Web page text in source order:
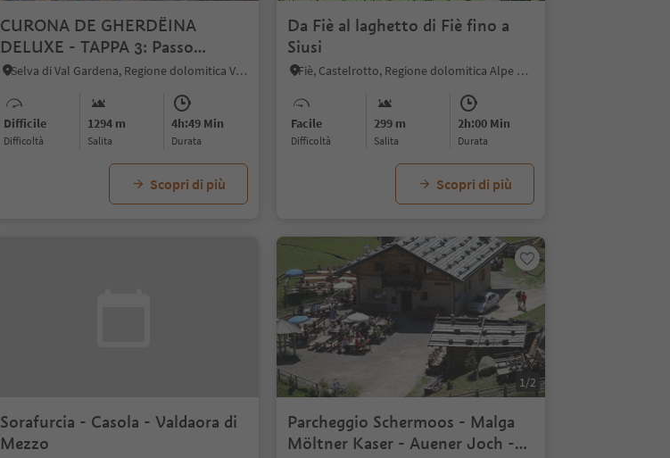
CURONA DE GHERDËINA
DELUXE - TAPPA 3: Passo
Gardena – Gruppo del Sella –
Selva di Val Gardena, Regione dolomitica Val Gardena
Difficile
Difficoltà
1294 m
Salita
4h:49 Min
durata
Scopri di più
Da Fiè al laghetto di Fiè fino a
Siusi
Fiè, Castelrotto, Regione dolomitica Alpe di Siusi
Facile
Difficoltà
299 m
Salita
2h:00 Min
durata
Scopri di più
Sorafurcia - Casola - Valdaora di
Mezzo
1/2
Parcheggio Schermoos - Malga
Möltner Kaser - Auener Joch -